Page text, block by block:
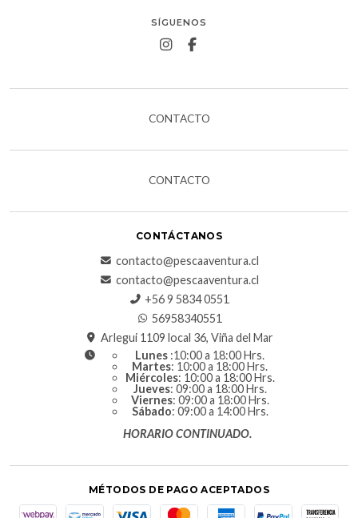
SÍGUENOS
CONTACTO
CONTACTO
CONTÁCTANOS
contacto@pescaaventura.cl
contacto@pescaaventura.cl
+56 9 5834 0551
56958340551
Arlegui 1109 local 36, Viña del Mar
Lunes :10:00 a 18:00 Hrs.
Martes: 10:00 a 18:00 Hrs.
Miércoles: 10:00 a 18:00 Hrs.
Jueves: 09:00 a 18:00 Hrs.
Viernes: 09:00 a 18:00 Hrs.
Sábado: 09:00 a 14:00 Hrs.
HORARIO CONTINUADO.
MÉTODOS DE PAGO ACEPTADOS